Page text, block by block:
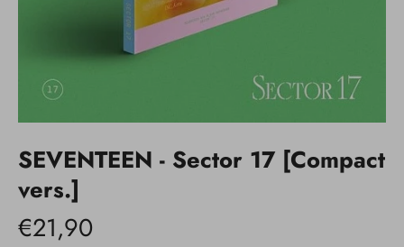
SEVENTEEN - Sector 17 [Compact
vers.]
€21,90